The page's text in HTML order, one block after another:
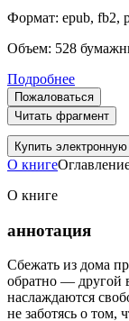
Формат: epub, fb2,
Объем: 528
Подробнее
Пожаловаться
Читать фрагмент
Купить
О книге
О книге
аннотация
Сбежать из дома
обратно — другой
наслаждаются
не заботясь о том,